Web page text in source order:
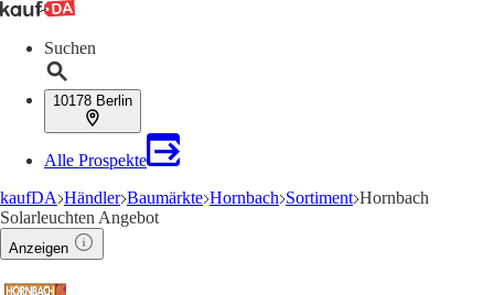
Suchen
10178 Berlin
Alle Prospekte
kaufDA Händler Baumärkte Hornbach Sortiment Hornbach
Solarleuchten Angebot
Anzeigen